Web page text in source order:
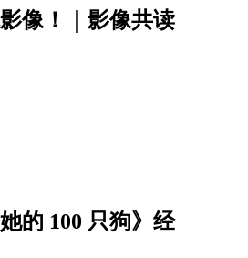
像！｜影像共读
的 100 只狗》经